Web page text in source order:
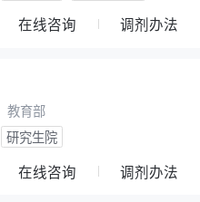
在线咨询 调剂办法
教育部
研究生院
在线咨询 调剂办法